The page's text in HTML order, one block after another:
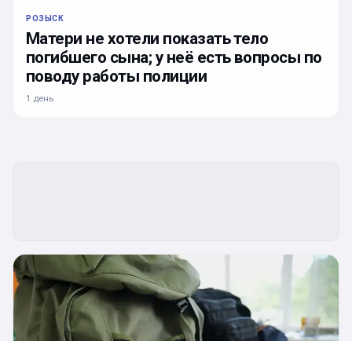
РОЗЫСК
Матери не хотели показать тело
погибшего сына; у неё есть вопросы по
поводу работы полиции
1 день